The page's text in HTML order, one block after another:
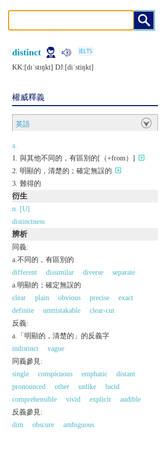
distinct
KK:[dɪˈstɪŋkt] DJ:[diˈstiŋkt]
權威釋義
英語
a.
與其他不同的，有區別的[（+from）]
明顯的，清楚的；確定無誤的
難得的
衍生
n. [U]
distinctness
辨析
同義:
a.不同的，有區別的
different
dissimilar diverse
separate
a.明顯的；確定無誤的
clear
plain obvious precise
exact
definite
unmistakable
clear-cut
反義:
a.「明顯的，清楚的」的反義字
indistinct
vague
同義參見:
single
conspicuous emphatic
distant
pronounced
other unlike
lucid
comprehensible
vivid explicit
audible
反義參見:
dim
obscure
ambiguous